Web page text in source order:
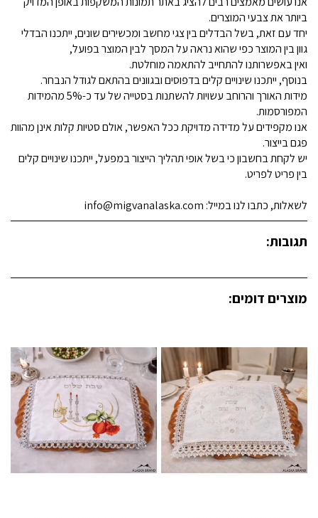
ביותר את צבעי המוצרים.
יחד עם זאת, בשל הבדלים בין צגי מחשב ומכשירים שונים, ייתכנו הבדלי
גוון בין המוצר כפי שהוא נראה על המסך לבין המוצר בפועל,
ואין באפשרותנו להתחייב להתאמה מוחלטת.
בנוסף, ייתכנו שינויים קלים בדפוסים ובגוונים בהתאם לגודל הנבחר.
מידות האורך והרוחב עשויות להשתנות בסטייה של עד כ-5% מהמידות
המפורסמות.
אנו מקפידים על מדידה מדויקת ככל האפשר, אולם סטיות קלות אינן מהוות
פגם בייצור.
יש לקחת בחשבון כי בשל אופי תהליך הייצור במפעל, ייתכנו שינויים קלים
בין פריט לפריט.
לשאלות, כתבו לנו במייל: info@migvanalaska.com
תגובות:
מוצרים דומים: